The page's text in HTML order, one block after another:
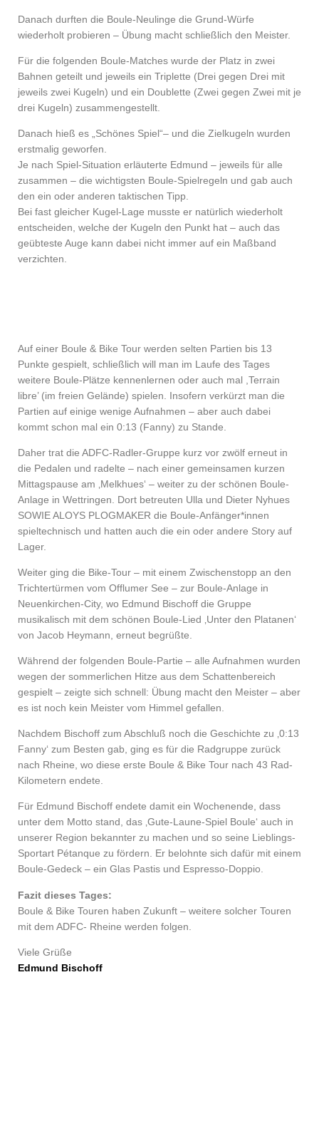
Danach durften die Boule-Neulinge die Grund-Würfe
wiederholt probieren – Übung macht schließlich den Meister.
Für die folgenden Boule-Matches wurde der Platz in zwei
Bahnen geteilt und jeweils ein Triplette (Drei gegen Drei mit
jeweils zwei Kugeln) und ein Doublette (Zwei gegen Zwei mit je
drei Kugeln) zusammengestellt.
Danach hieß es „Schönes Spiel“– und die Zielkugeln wurden
erstmalig geworfen.
Je nach Spiel-Situation erläuterte Edmund – jeweils für alle
zusammen – die wichtigsten Boule-Spielregeln und gab auch
den ein oder anderen taktischen Tipp.
Bei fast gleicher Kugel-Lage musste er natürlich wiederholt
entscheiden, welche der Kugeln den Punkt hat – auch das
geübteste Auge kann dabei nicht immer auf ein Maßband
verzichten.
Auf einer Boule & Bike Tour werden selten Partien bis 13
Punkte gespielt, schließlich will man im Laufe des Tages
weitere Boule-Plätze kennenlernen oder auch mal ,Terrain
libre’ (im freien Gelände) spielen. Insofern verkürzt man die
Partien auf einige wenige Aufnahmen – aber auch dabei
kommt schon mal ein 0:13 (Fanny) zu Stande.
Daher trat die ADFC-Radler-Gruppe kurz vor zwölf erneut in
die Pedalen und radelte – nach einer gemeinsamen kurzen
Mittagspause am ‚Melkhues‘ – weiter zu der schönen Boule-
Anlage in Wettringen. Dort betreuten Ulla und Dieter Nyhues
SOWIE ALOYS PLOGMAKER die Boule-Anfänger*innen
spieltechnisch und hatten auch die ein oder andere Story auf
Lager.
Weiter ging die Bike-Tour – mit einem Zwischenstopp an den
Trichtertürmen vom Offlumer See – zur Boule-Anlage in
Neuenkirchen-City, wo Edmund Bischoff die Gruppe
musikalisch mit dem schönen Boule-Lied ‚Unter den Platanen‘
von Jacob Heymann, erneut begrüßte.
Während der folgenden Boule-Partie – alle Aufnahmen wurden
wegen der sommerlichen Hitze aus dem Schattenbereich
gespielt – zeigte sich schnell: Übung macht den Meister – aber
es ist noch kein Meister vom Himmel gefallen.
Nachdem Bischoff zum Abschluß noch die Geschichte zu ‚0:13
Fanny‘ zum Besten gab, ging es für die Radgruppe zurück
nach Rheine, wo diese erste Boule & Bike Tour nach 43 Rad-
Kilometern endete.
Für Edmund Bischoff endete damit ein Wochenende, dass
unter dem Motto stand, das ‚Gute-Laune-Spiel Boule‘ auch in
unserer Region bekannter zu machen und so seine Lieblings-
Sportart Pétanque zu fördern. Er belohnte sich dafür mit einem
Boule-Gedeck – ein Glas Pastis und Espresso-Doppio.
Fazit dieses Tages:
Boule & Bike Touren haben Zukunft – weitere solcher Touren
mit dem ADFC- Rheine werden folgen.
Viele Grüße
Edmund Bischoff